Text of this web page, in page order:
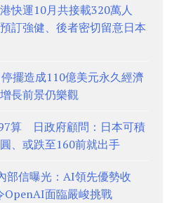
快運10月共接載320萬人
訂強健、後者密切留意日本
擺造成110億美元永久經濟
長前景仍樂觀
算 日政府顧問：日本可積
、或跌至160前就出手
部信曝光：AI領先優勢收
面臨嚴峻挑戰